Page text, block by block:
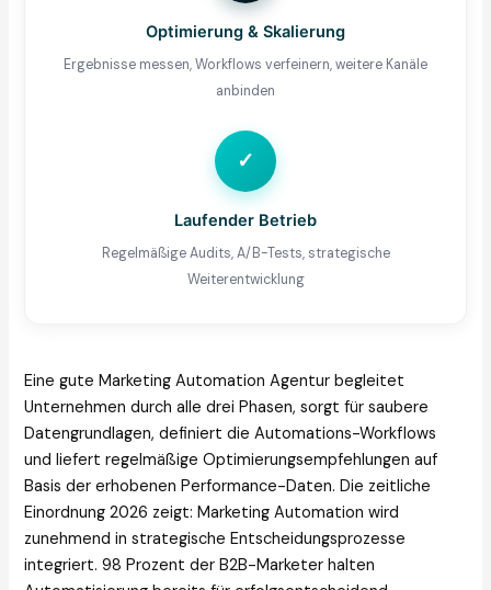
Optimierung & Skalierung
Ergebnisse messen, Workflows verfeinern, weitere Kanäle
anbinden
✓
Laufender Betrieb
Regelmäßige Audits, A/B-Tests, strategische
Weiterentwicklung
Eine gute Marketing Automation Agentur begleitet
Unternehmen durch alle drei Phasen, sorgt für saubere
Datengrundlagen, definiert die Automations-Workflows
und liefert regelmäßige Optimierungsempfehlungen auf
Basis der erhobenen Performance-Daten. Die zeitliche
Einordnung 2026 zeigt: Marketing Automation wird
zunehmend in strategische Entscheidungsprozesse
integriert. 98 Prozent der B2B-Marketer halten